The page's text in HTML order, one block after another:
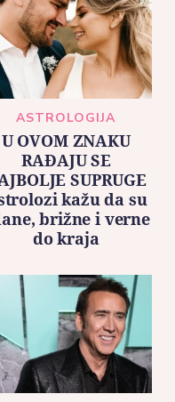
ASTROLOGIJA
U OVOM ZNAKU
RAĐAJU SE
SUPRUGE
kažu da su
brižne i verne
do kraja